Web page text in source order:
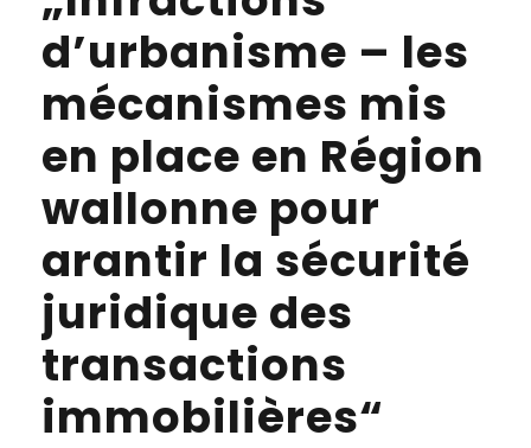
d’urbanisme – les
mécanismes mis
en place en Région
wallonne pour
arantir la sécurité
juridique des
transactions
immobilières“